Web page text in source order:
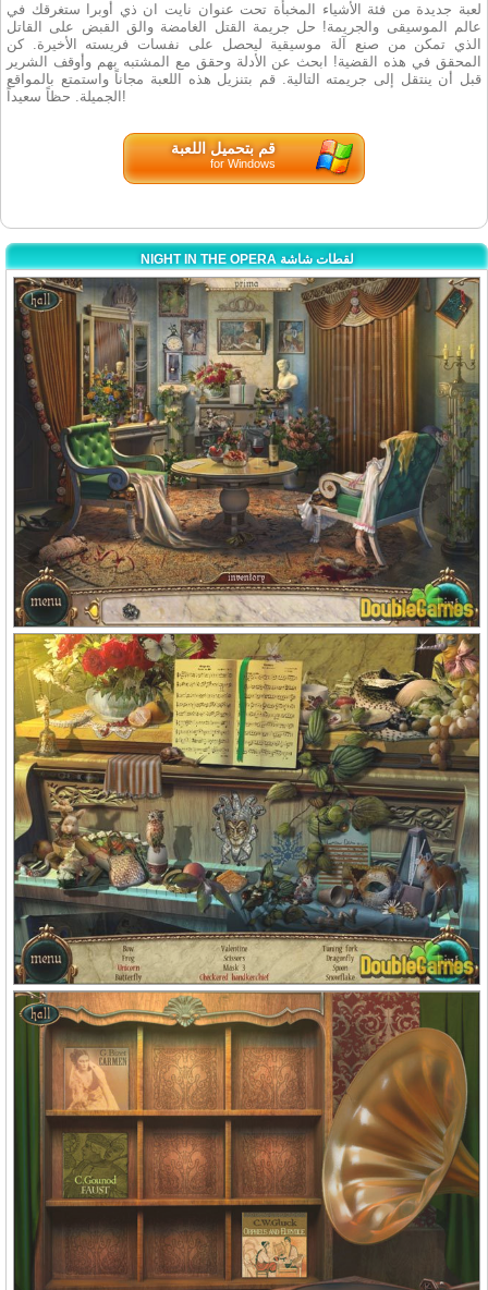
لعبة جديدة من فئة الأشياء المخبأة تحت عنوان نايت ان ذي أوبرا ستغرقك في
عالم الموسيقى والجريمة! حل جريمة القتل الغامضة والق القبض على القاتل
الذي تمكن من صنع آلة موسيقية ليحصل على نفسات فريسته الأخيرة. كن
المحقق في هذه القضية! ابحث عن الأدلة وحقق مع المشتبه بهم وأوقف الشرير
قبل أن ينتقل إلى جريمته التالية. قم بتنزيل هذه اللعبة مجاناً واستمتع بالمواقع
الجميلة. حظاً سعيداً!
قم بتحميل اللعبة
for Windows
NIGHT IN THE OPERA لقطات شاشة